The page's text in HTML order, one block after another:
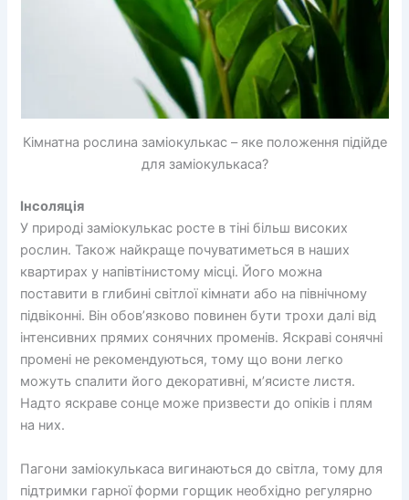
Кімнатна рослина заміокулькас – яке положення підійде
для заміокулькаса?
Інсоляція
У природі заміокулькас росте в тіні більш високих
рослин. Також найкраще почуватиметься в наших
квартирах у напівтінистому місці. Його можна
поставити в глибині світлої кімнати або на північному
підвіконні. Він обов’язково повинен бути трохи далі від
інтенсивних прямих сонячних променів. Яскраві сонячні
промені не рекомендуються, тому що вони легко
можуть спалити його декоративні, м’ясисте листя.
Надто яскраве сонце може призвести до опіків і плям
на них.
Пагони заміокулькаса вигинаються до світла, тому для
підтримки гарної форми горщик необхідно регулярно